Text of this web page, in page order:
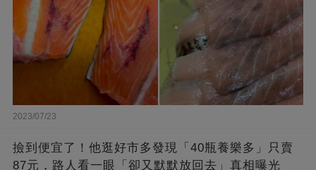
2023/07/23
撿到便宜了！他逛好市多發現「40瓶養樂多」只賣
87元，路人看一眼「卻又默默放回去」真相曝光